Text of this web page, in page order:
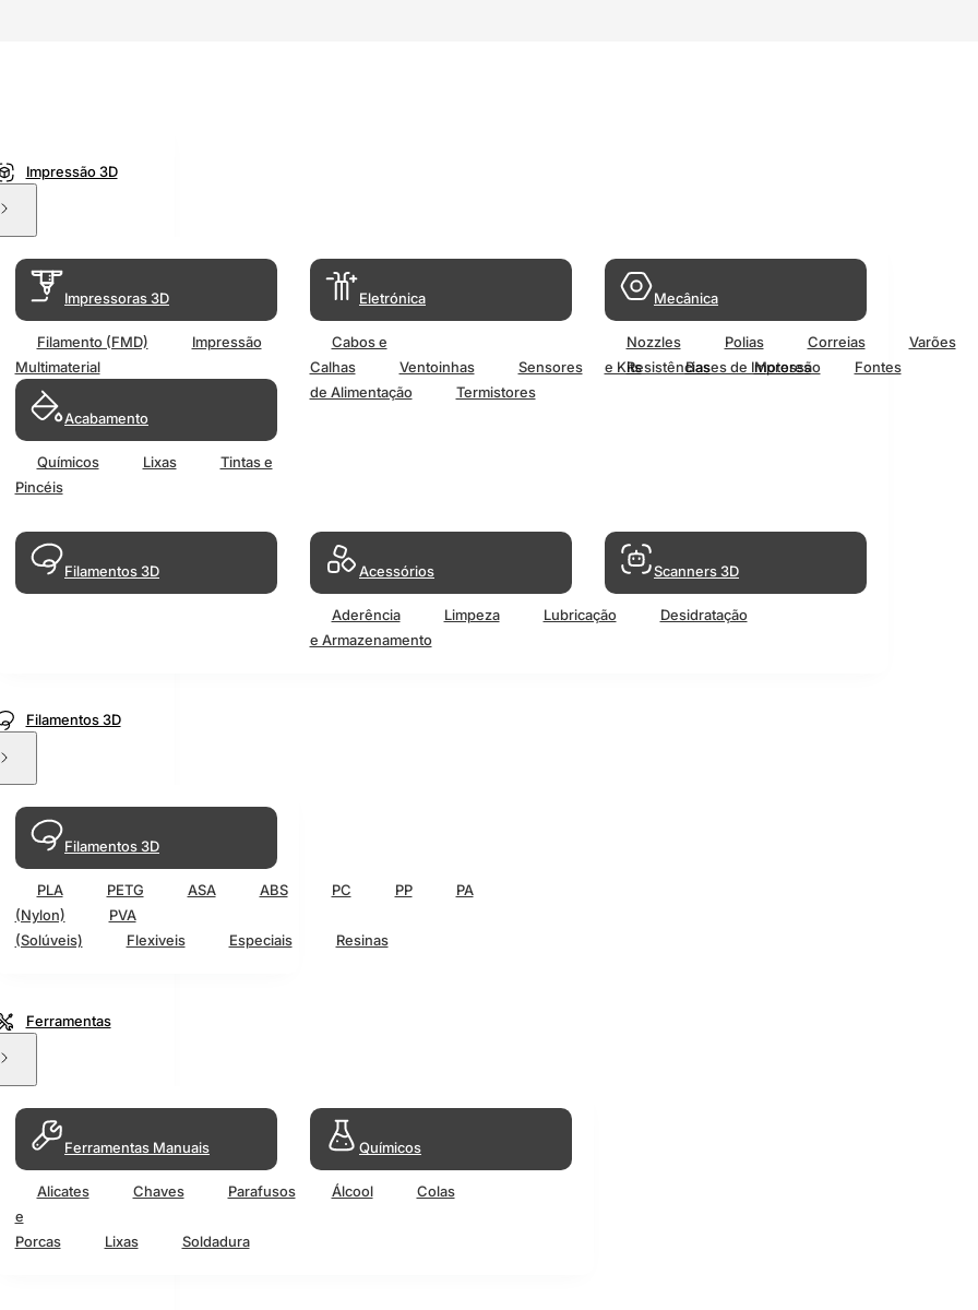
Impressão 3D
Impressoras 3D
Filamento (FMD)
Impressão
Multimaterial
Acabamento
Químicos Lixas
Tintas e
Pincéis
Eletrónica
Cabos e
Calhas
Ventoinhas Sensores Resistências Motores
Fontes
de Alimentação
Termistores
Mecânica
Nozzles Polias Correias
Varões
e Kits
Bases de Impressão
Filamentos 3D Acessórios
Aderência Limpeza Lubricação
Desidratação
e Armazenamento
Scanners 3D
Filamentos 3D
Filamentos 3D
PLA PETG ASA ABS PC PP
PA
(Nylon)
PVA
(Solúveis)
Flexiveis Especiais Resinas
Ferramentas
Ferramentas Manuais
Alicates Chaves
Parafusos
e
Porcas
Lixas Soldadura
Químicos
Álcool Colas